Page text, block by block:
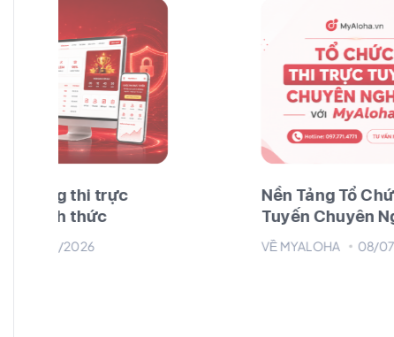
Nền Tảng Tổ Chức Cuộc Thi Trực
Tuyến Chuyên Nghiệp MyAloha
08/07/2026